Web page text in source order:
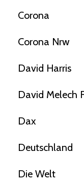
Corona
Corona Nrw
David Harris
David Melech
Dax
Deutschland
Die Welt